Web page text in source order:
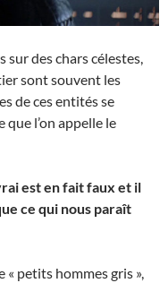
sur des chars célestes,
sont souvent les
de ces entités se
l’on appelle le
est en fait faux et il
ce qui nous paraît
« petits hommes gris »,